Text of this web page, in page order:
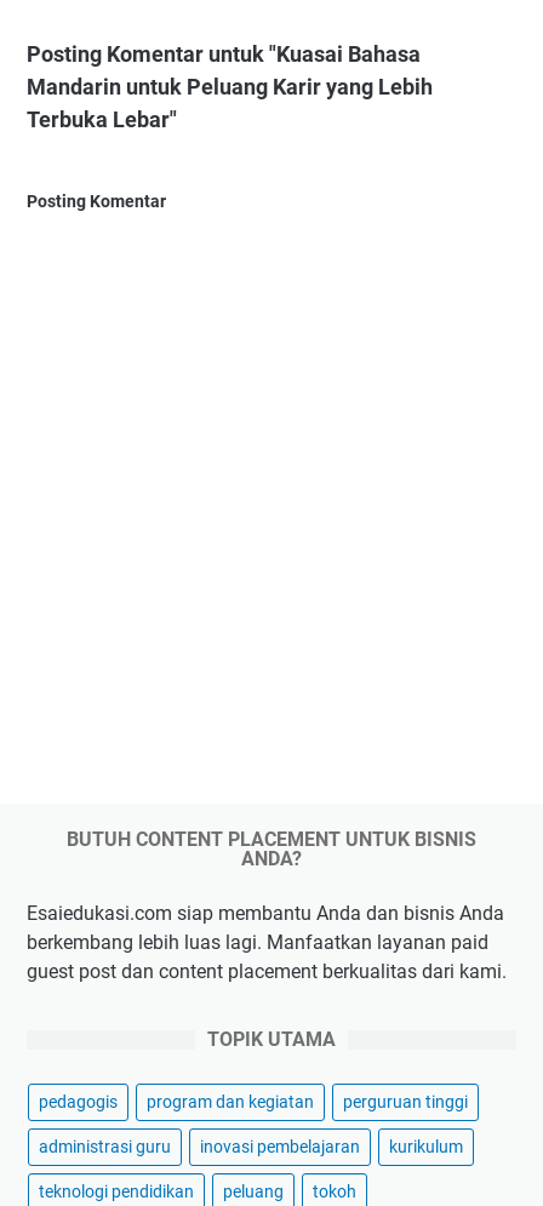
Posting Komentar untuk "Kuasai Bahasa
Mandarin untuk Peluang Karir yang Lebih
Terbuka Lebar"
Posting Komentar
BUTUH CONTENT PLACEMENT UNTUK BISNIS
ANDA?
Esaiedukasi.com siap membantu Anda dan bisnis Anda
berkembang lebih luas lagi. Manfaatkan layanan paid
guest post dan content placement berkualitas dari kami.
TOPIK UTAMA
pedagogis program dan kegiatan perguruan tinggi
administrasi guru inovasi pembelajaran kurikulum
teknologi pendidikan peluang tokoh